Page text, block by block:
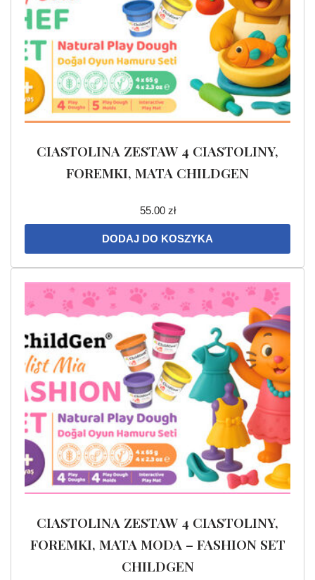
CIASTOLINA ZESTAW 4 CIASTOLINY,
FOREMKI, MATA CHILDGEN
55.00 zł
DODAJ DO KOSZYKA
CIASTOLINA ZESTAW 4 CIASTOLINY,
FOREMKI, MATA MODA – FASHION SET
CHILDGEN